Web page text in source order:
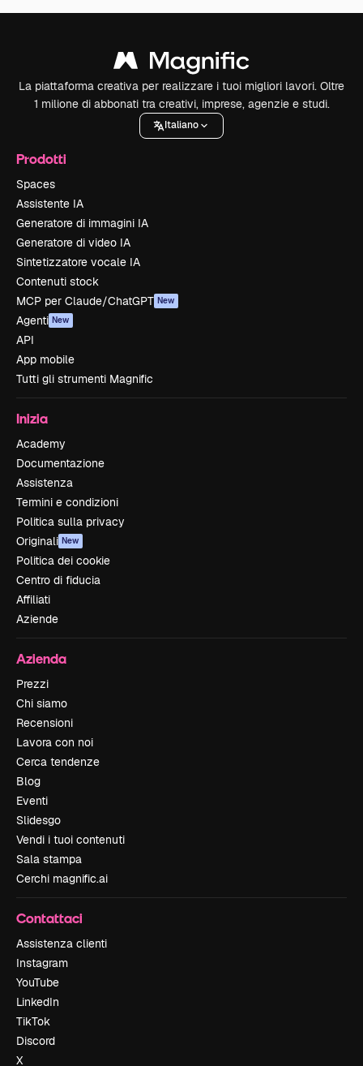
La piattaforma creativa per realizzare i tuoi migliori lavori. Oltre
1 milione di abbonati tra creativi, imprese, agenzie e studi.
Italiano
Prodotti
Spaces
Assistente IA
Generatore di immagini IA
Generatore di video IA
Sintetizzatore vocale IA
Contenuti stock
MCP per Claude/ChatGPT New
Agenti New
API
App mobile
Tutti gli strumenti Magnific
Inizia
Academy
Documentazione
Assistenza
Termini e condizioni
Politica sulla privacy
Originali New
Politica dei cookie
Centro di fiducia
Affiliati
Aziende
Azienda
Prezzi
Chi siamo
Recensioni
Lavora con noi
Cerca tendenze
Blog
Eventi
Slidesgo
Vendi i tuoi contenuti
Sala stampa
Cerchi magnific.ai
Contattaci
Assistenza clienti
Instagram
YouTube
LinkedIn
TikTok
Discord
X